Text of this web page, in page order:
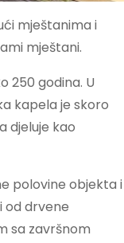
mještanima i
mještani.
250 godina. U
kapela je skoro
djeluje kao
polovine objekta i
od drvene
sa završnom